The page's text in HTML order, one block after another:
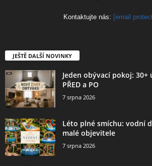
Kontaktujte nás: [email
JEŠTĚ DALŠÍ NOVINKY
Jeden obývací pokoj: 30+
PŘED a PO
7 srpna 2026
Léto plné smíchu: vodní
malé objevitele
7 srpna 2026